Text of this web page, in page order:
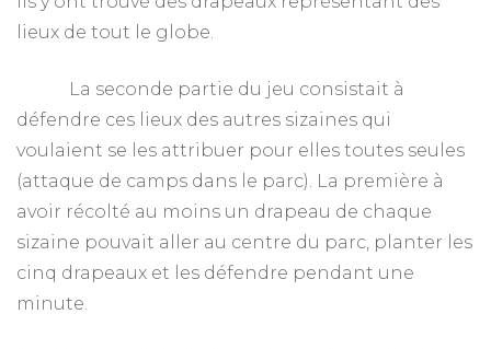
lieux de tout le globe.
La seconde partie du jeu consistait à
défendre ces lieux des autres sizaines qui
voulaient se les attribuer pour elles toutes seules
(attaque de camps dans le parc). La première à
avoir récolté au moins un drapeau de chaque
sizaine pouvait aller au centre du parc, planter les
cinq drapeaux et les défendre pendant une
minute.